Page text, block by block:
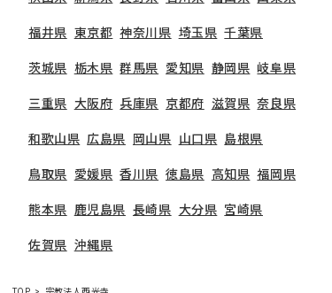
福井県 東京都 神奈川県 埼玉県 千葉県
茨城県 栃木県 群馬県 愛知県 静岡県 岐阜県
三重県 大阪府 兵庫県 京都府 滋賀県 奈良県
和歌山県 広島県 岡山県 山口県 島根県
鳥取県 愛媛県 香川県 徳島県 高知県 福岡県
熊本県 鹿児島県 長崎県 大分県 宮崎県
佐賀県 沖縄県